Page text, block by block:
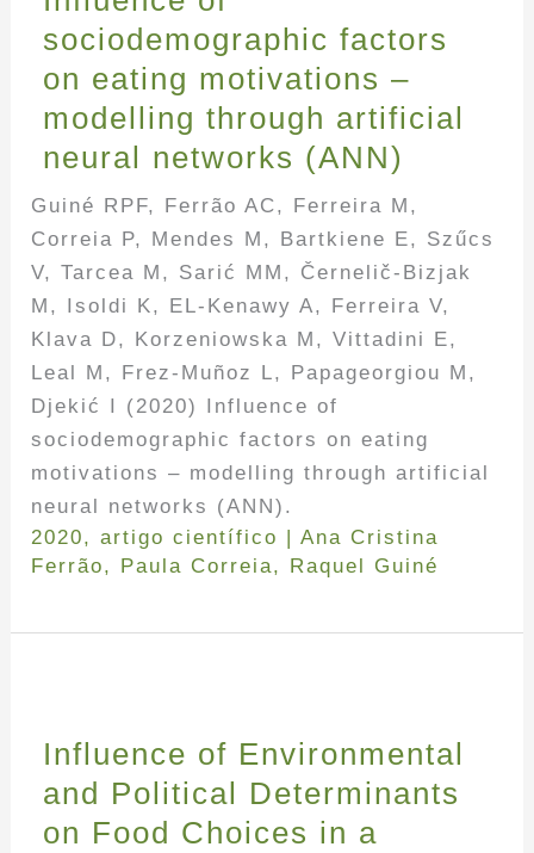
sociodemographic factors
on eating motivations –
modelling through artificial
neural networks (ANN)
Guiné RPF, Ferrão AC, Ferreira M,
Correia P, Mendes M, Bartkiene E, Szűcs
V, Tarcea M, Sarić MM, Černelič-Bizjak
M, Isoldi K, EL-Kenawy A, Ferreira V,
Klava D, Korzeniowska M, Vittadini E,
Leal M, Frez-Muñoz L, Papageorgiou M,
Djekić I (2020) Influence of
sociodemographic factors on eating
motivations – modelling through artificial
neural networks (ANN).
2020,artigo científico |Ana Cristina
Ferrão, Paula Correia, Raquel Guiné
Influence of Environmental
and Political Determinants
on Food Choices in a